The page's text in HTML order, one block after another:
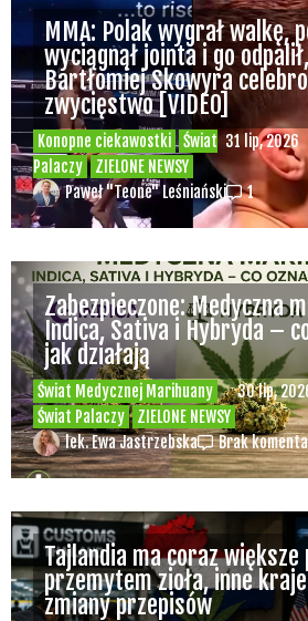
Konopne ciekawostki
Świat
Palaczy
ZIELONE NEWSY
31 lip, 2026
MMA: Polak wygrał walkę,
wyciągnął jointa i go
Bartłomiej Skowyra
zwycięstwo [VIDEO]
Paweł "Teone" Leśniański 1
Świat Medycznej Marihuany
Świat Palaczy
ZIELONE NEWSY
30 lip,
Zabezpieczone: Medyczna
Indica, Sativa i Hybryda –
jak działają
lek. Ewa Jastrzebska Brak
Tajlandia ma coraz
przemytem zioła, inne
zmiany przepisów